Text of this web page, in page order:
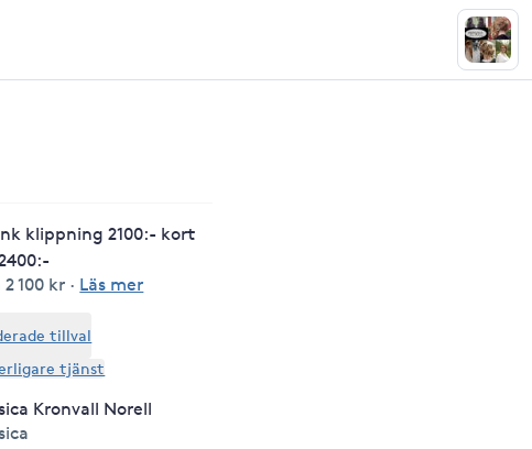
klippning 2100:- kort
2 100 kr · Läs mer
tillval
tjänst
Kronvall Norell